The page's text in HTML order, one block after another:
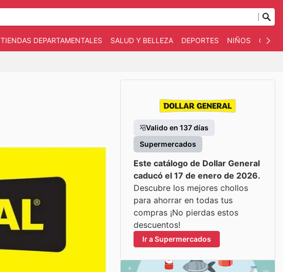
TIENDAS DEPARTAMENTALES SALUD Y BELLEZA DEPORTES NIÑOS
Valido en 137 días
Supermercados
Este catálogo de Dollar General
caducó el 17 de enero de 2026.
Descubre los mejores chollos
para ahorrar en todas tus
compras ¡No pierdas estos
descuentos!
Ir a Supermercados